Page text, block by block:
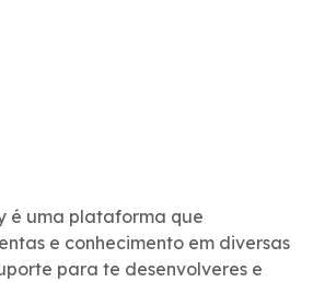
é uma plataforma que
e conhecimento em diversas
para te desenvolveres e